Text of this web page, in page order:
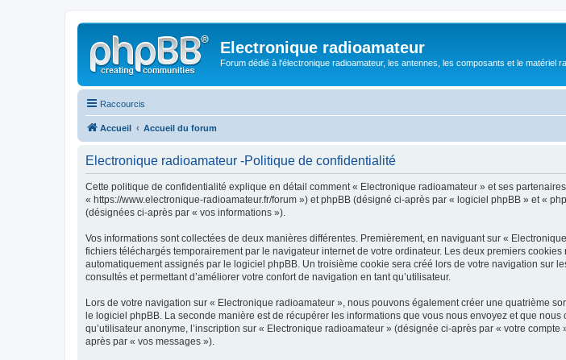
Electronique radioamateur
Forum dédié à l'électronique radioamateur, les antennes, les composants et le matériel
Raccourcis
Accueil Accueil du forum
Electronique radioamateur -Politique de confidentialité
Cette politique de confidentialité explique en détail comment « Electronique radioamateur » et ses
« https://www.electronique-radioamateur.fr/forum ») et phpBB (désigné ci-après par « logiciel phpBB » et «
(désignées ci-après par « vos informations »).
Vos informations sont collectées de deux manières différentes. Premièrement, en naviguant sur «
fichiers téléchargés temporairement par le navigateur internet de votre ordinateur. Les deux premiers
automatiquement assignés par le logiciel phpBB. Un troisième cookie sera créé lors de votre navigation sur
consultés et permettant d’améliorer votre confort de navigation en tant qu’utilisateur.
Lors de votre navigation sur « Electronique radioamateur », nous pouvons également créer une quatrième
le logiciel phpBB. La seconde manière est de récupérer les informations que vous nous envoyez et que
qu’utilisateur anonyme, l’inscription sur « Electronique radioamateur » (désignée ci-après par « votre
après par « vos messages »).